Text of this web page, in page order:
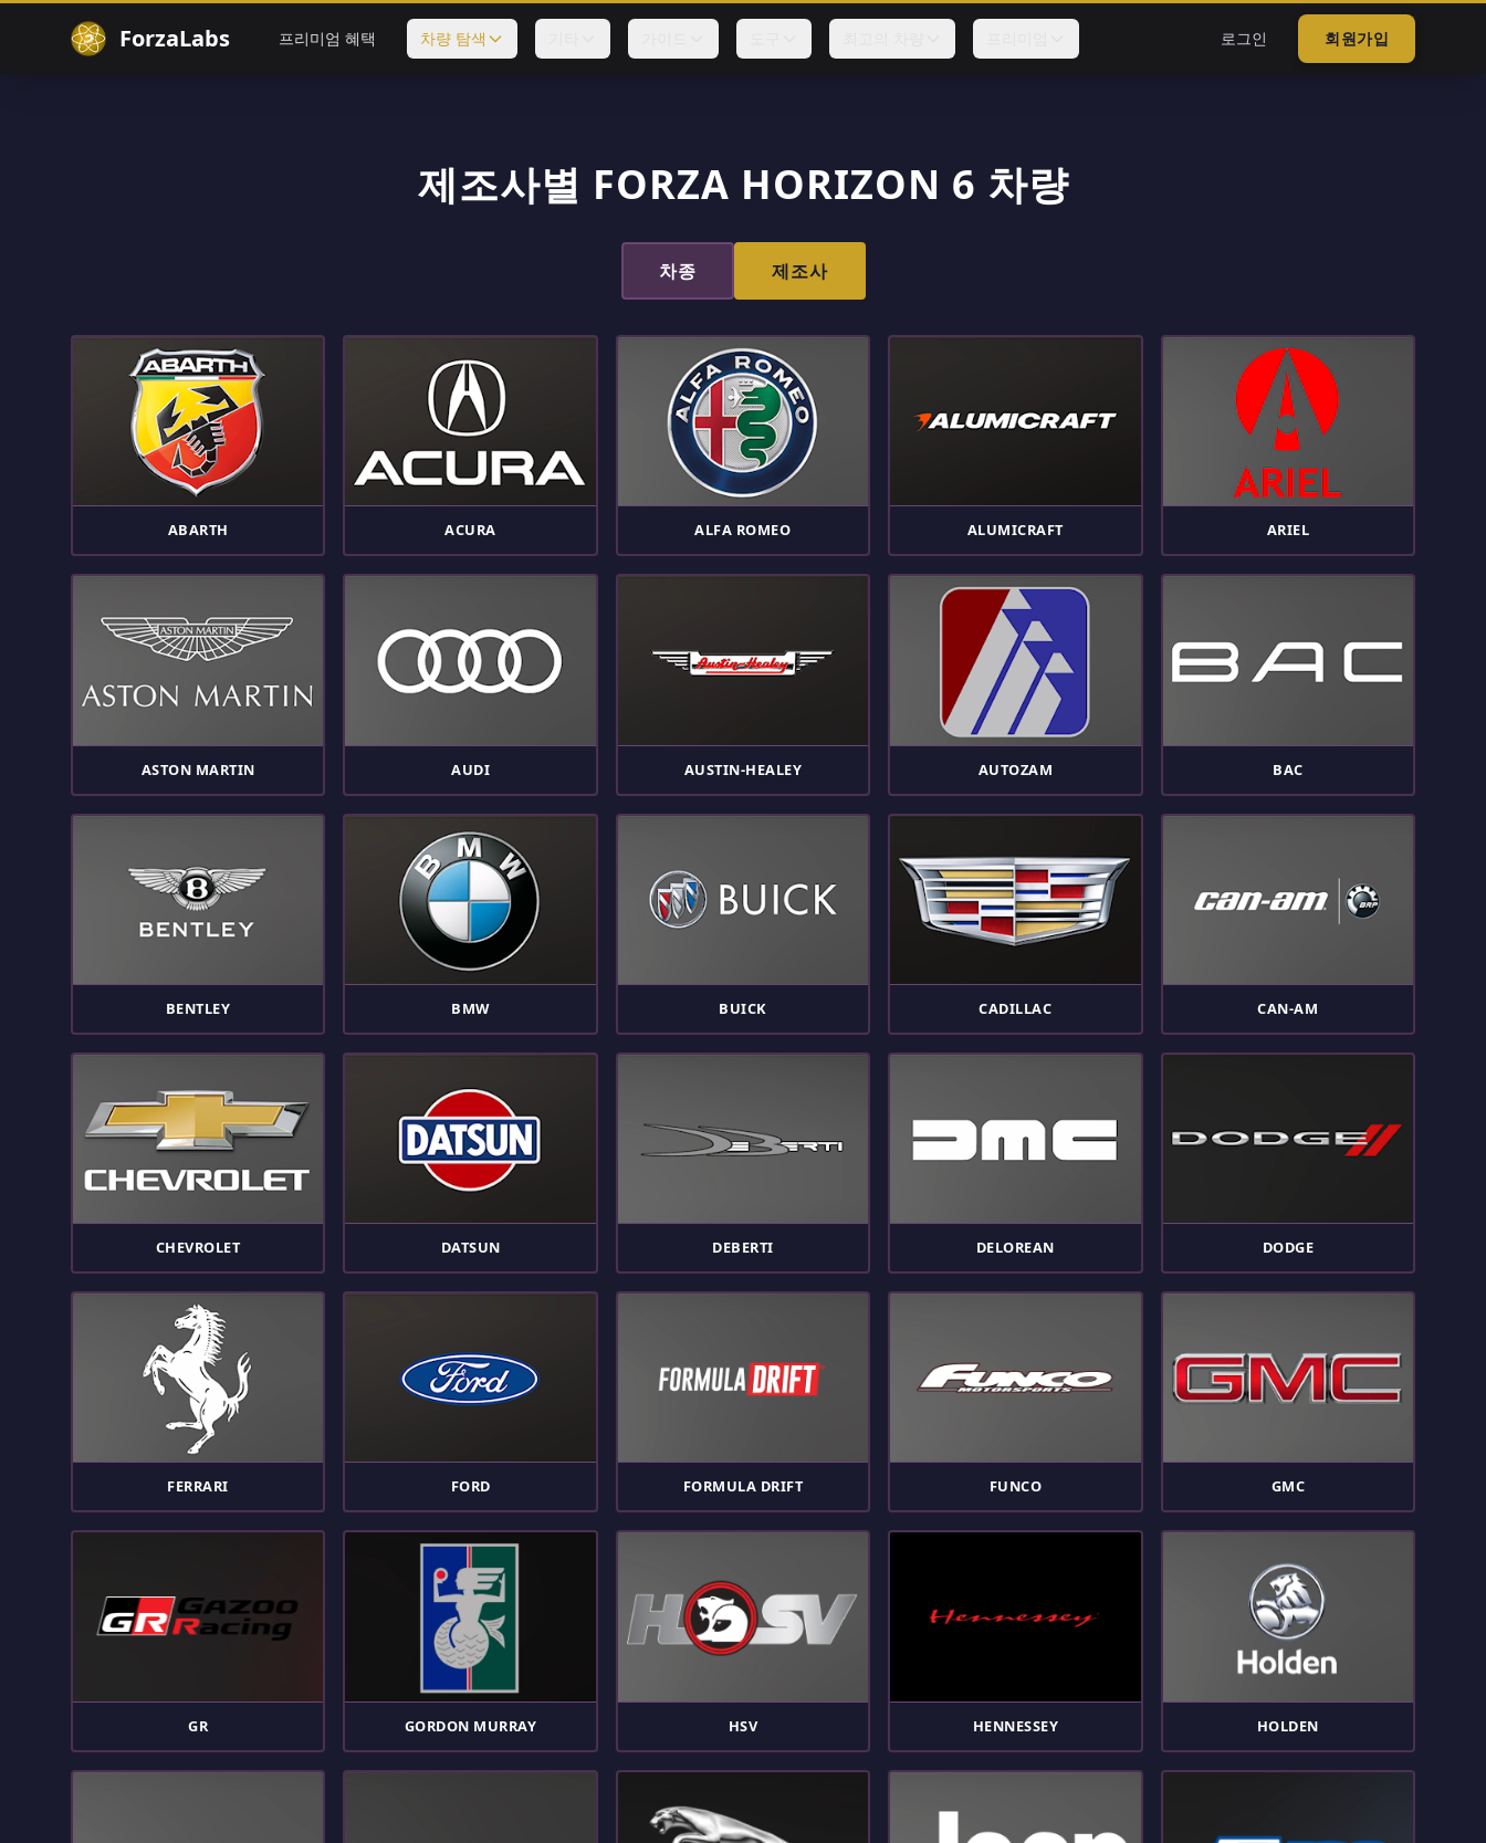
ForzaLabs 프리미엄 혜택 차량 탐색 로그인 회원가입
제조사별 FORZA HORIZON 6 차량
차종 제조사
ABARTH ACURA ALFA ROMEO ALUMICRAFT ARIEL
ASTON MARTIN AUDI AUSTIN-HEALEY AUTOZAM BAC
BENTLEY BMW BUICK CADILLAC CAN-AM
CHEVROLET DATSUN DEBERTI DELOREAN DODGE
FERRARI FORD FORMULA DRIFT FUNCO GMC
GR GORDON MURRAY HSV HENNESSEY HOLDEN